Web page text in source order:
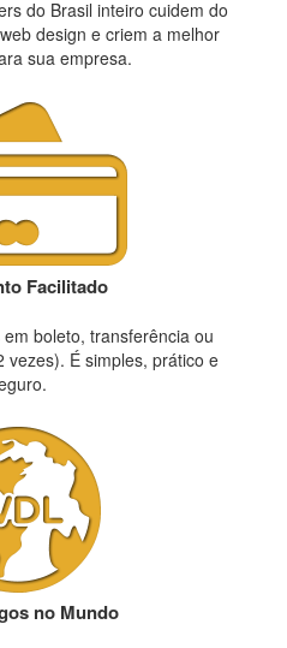
do Brasil inteiro cuidem do
design e criem a melhor
sua empresa.
Facilitado
boleto, transferência ou
vezes). É simples, prático e
no Mundo